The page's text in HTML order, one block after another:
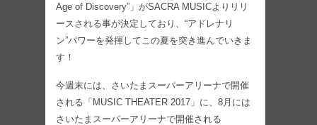
Age of Discovery”」がSACRA MUSICよりリリ
ースされる事が決定しており、“アドレナリ
ン”パワーを発揮してこの夏を突き進んでいきま
す！
今週末には、さいたまスーパーアリーナで開催
される「MUSIC THEATER 2017」に、8月には
さいたまスーパーアリーナで開催される